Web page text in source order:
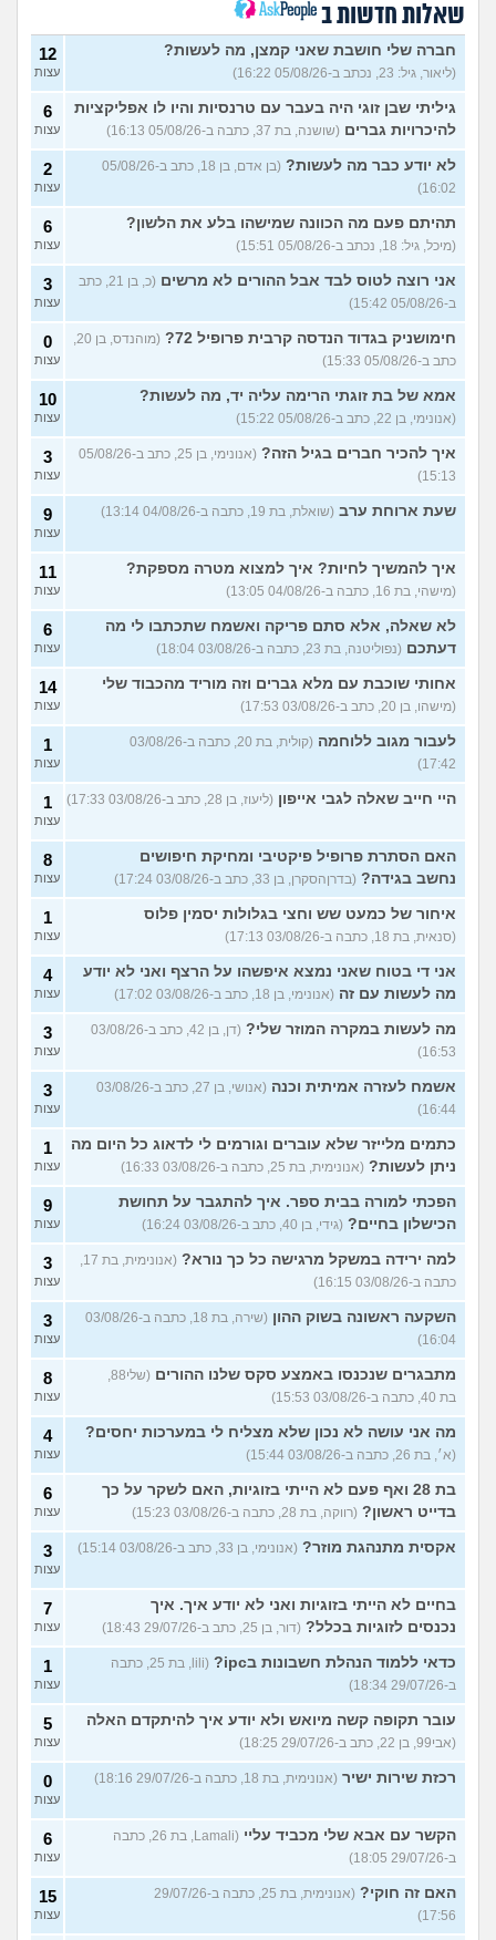
(אנונימי, בן 25)
הרס עצמי בזוגיות
בת 23)
עצות
עדיין מוצצת אצבע כהרגעה,
מה ניתן לעשות?
(נרקיס, בת
30)
7
עצות
מסדר את ארון הילדות בבית
ההורים ומוצף בזכרונות. איך
להתמודד?
5
עצות
איך מפסיקים לפחד מזה שהזמן
עובר?
(אליזבת, בת 24)
9
עצות
עם מי אנשים מתייעצים כל
5
עצות
ורוצה לחזור לזה! (זלדוס, בן 22) עצות
בודדה מאוד בלי חברים כבר 5
שנים ולא יודעת איפה להכיר
(עדן, בת 23)
5
עצות
עוד שאלות חדשות במדור
שאלות חדשות ב
חברה שלי חושבת שאני קמצן, מה לעשות?
(ליאור, גיל: 23, נכתב ב-05/08/26 16:22)
12
עצות
גיליתי שבן זוגי היה בעבר עם טרנסיות והיו לו אפליקציות
להיכרויות גברים (שושנה, בת 37, כתבה ב-05/08/26 16:13)
6
עצות
לא יודע כבר מה לעשות?
(בן אדם, בן 18, כתב ב-05/08/26
16:02)
2
עצות
תהיתם פעם מה הכוונה שמישהו בלע את הלשון?
(מיכל, גיל: 18, נכתב ב-05/08/26 15:51)
6
עצות
אני רוצה לטוס לבד אבל ההורים לא מרשים
(כ, בן 21, כתב
ב-05/08/26 15:42)
3
עצות
חימושניק בגדוד הנדסה קרבית פרופיל 72?
(מוהנדס, בן 20,
כתב ב-05/08/26 15:33)
0
עצות
אמא של בת זוגתי הרימה עליה יד, מה לעשות?
(אנונימי, בן 22, כתב ב-05/08/26 15:22)
10
עצות
איך להכיר חברים בגיל הזה?
(אנונימי, בן 25, כתב ב-05/08/26
15:13)
3
עצות
שעת ארוחת ערב (שואלת, בת 19, כתבה ב-04/08/26 13:14) 9
עצות
איך להמשיך לחיות? איך למצוא מטרה מספקת?
(מישהי, בת 16, כתבה ב-04/08/26 13:05)
11
עצות
לא שאלה, אלא סתם פריקה ואשמח שתכתבו לי מה
דעתכם (נפוליטנה, בת 23, כתבה ב-03/08/26 18:04)
6
עצות
אחותי שוכבת עם מלא גברים וזה מוריד מהכבוד שלי
(מישהו, בן 20, כתב ב-03/08/26 17:53)
14
עצות
לעבור מגוב ללוחמה
(קולית, בת 20, כתבה ב-03/08/26
17:42)
1
עצות
היי חייב שאלה לגבי אייפון (ליעוז, בן 28, כתב ב-03/08/26 17:33) 1
עצות
האם הסתרת פרופיל פיקטיבי ומחיקת חיפושים
נחשב בגידה? (בדרןהסקרן, בן 33, כתב ב-03/08/26 17:24)
8
עצות
איחור של כמעט שש וחצי בגלולות יסמין פלוס
(סנאית, בת 18, כתבה ב-03/08/26 17:13)
1
עצות
אני די בטוח שאני נמצא איפשהו על הרצף ואני לא יודע
מה לעשות עם זה (אנונימי, בן 18, כתב ב-03/08/26 17:02)
4
עצות
מה לעשות במקרה המוזר שלי?
(דן, בן 42, כתב ב-03/08/26
16:53)
3
עצות
אשמח לעזרה אמיתית וכנה
(אנושי, בן 27, כתב ב-03/08/26
16:44)
3
עצות
כתמים מלייזר שלא עוברים וגורמים לי לדאוג כל היום מה
ניתן לעשות? (אנונימית, בת 25, כתבה ב-03/08/26 16:33)
1
עצות
הפכתי למורה בבית ספר. איך להתגבר על תחושת
הכישלון בחיים? (גידי, בן 40, כתב ב-03/08/26 16:24)
9
עצות
למה ירידה במשקל מרגישה כל כך נורא?
(אנונימית, בת 17,
כתבה ב-03/08/26 16:15)
3
עצות
השקעה ראשונה בשוק ההון
(שירה, בת 18, כתבה ב-03/08/26
16:04)
3
עצות
מתבגרים שנכנסו באמצע סקס שלנו ההורים
(שלי88,
בת 40, כתבה ב-03/08/26 15:53)
8
עצות
מה אני עושה לא נכון שלא מצליח לי במערכות יחסים?
(א׳, בת 26, כתבה ב-03/08/26 15:44)
4
עצות
בת 28 ואף פעם לא הייתי בזוגיות, האם לשקר על כך
בדייט ראשון? (רווקה, בת 28, כתבה ב-03/08/26 15:23)
6
עצות
אקסית מתנהגת מוזר? (אנונימי, בן 33, כתב ב-03/08/26 15:14) 3
עצות
בחיים לא הייתי בזוגיות ואני לא יודע איך. איך
נכנסים לזוגיות בכלל? (דור, בן 25, כתב ב-29/07/26 18:43)
7
עצות
כדאי ללמוד הנהלת חשבונות בipc?
(lili, בת 25, כתבה
ב-29/07/26 18:34)
1
עצות
עובר תקופה קשה מיואש ולא יודע איך להיתקדם האלה
(אבי99, בן 22, כתב ב-29/07/26 18:25)
5
עצות
רכזת שירות ישיר (אנונימית, בת 18, כתבה ב-29/07/26 18:16) 0
עצות
הקשר עם אבא שלי מכביד עליי
(Lamali, בת 26, כתבה
ב-29/07/26 18:05)
6
עצות
האם זה חוקי?
(אנונימית, בת 25, כתבה ב-29/07/26
17:56)
15
עצות